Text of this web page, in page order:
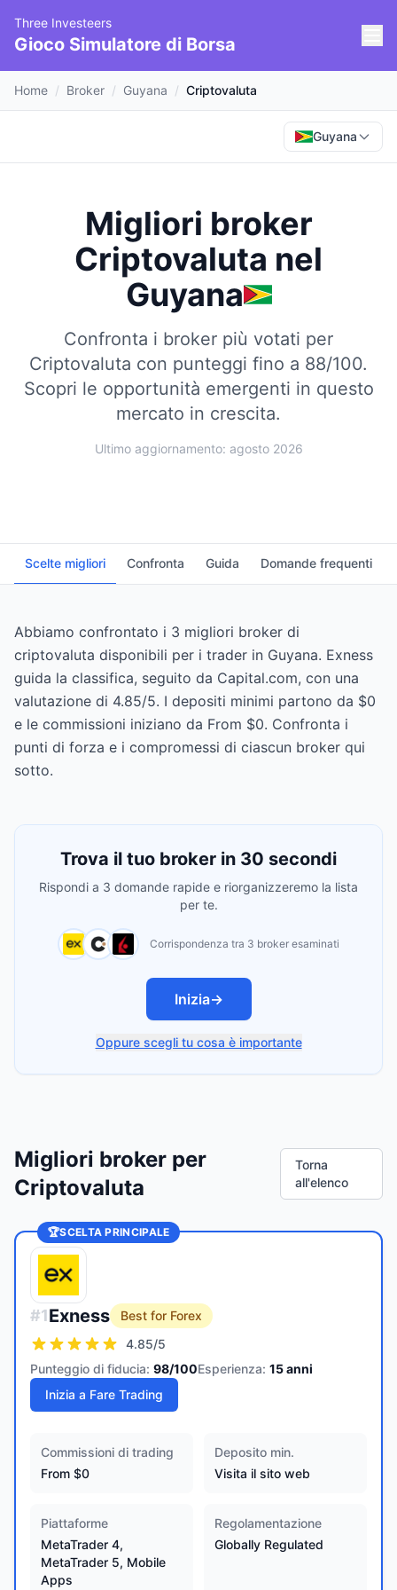
Three Investeers
Gioco Simulatore di Borsa
Home / Broker / Guyana / Criptovaluta
Guyana
Migliori broker
Criptovaluta nel
Guyana
Confronta i broker più votati per
Criptovaluta con punteggi fino a 88/100.
Scopri le opportunità emergenti in questo
mercato in crescita.
Ultimo aggiornamento: agosto 2026
Scelte migliori Confronta Guida Domande frequenti
Abbiamo confrontato i 3 migliori broker di
criptovaluta disponibili per i trader in Guyana. Exness
guida la classifica, seguito da Capital.com, con una
valutazione di 4.85/5. I depositi minimi partono da $0
e le commissioni iniziano da From $0. Confronta i
punti di forza e i compromessi di ciascun broker qui
sotto.
Trova il tuo broker in 30 secondi
Rispondi a 3 domande rapide e riorganizzeremo la lista
per te.
Corrispondenza tra 3 broker esaminati
Inizia→
Oppure scegli tu cosa è importante
Migliori broker per
Criptovaluta
Torna
all'elenco
🏆SCELTA PRINCIPALE
#1Exness
Best for Forex
4.85/5
Punteggio di fiducia: 98/100Esperienza: 15anni
Inizia a Fare Trading
Commissioni di trading
From $0
Deposito min.
Visita il sito web
Piattaforme
MetaTrader 4,
MetaTrader 5, Mobile
Apps
Regolamentazione
Globally Regulated